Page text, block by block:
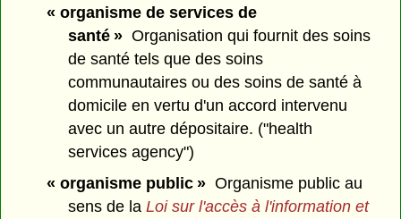
« organisme de services de
santé » Organisation qui fournit des soins
de santé tels que des soins
communautaires ou des soins de santé à
domicile en vertu d'un accord intervenu
avec un autre dépositaire. ("health
services agency")
« organisme public »Organisme public au
sens de laLoi sur l'accès à l'information et